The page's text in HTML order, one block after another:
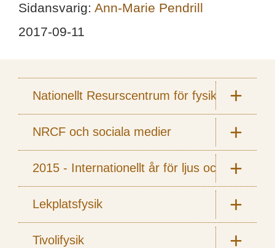
Sidansvarig: Ann-Marie Pendrill
2017-09-11
Nationellt Resurscentrum för fysik
NRCF och sociala medier
2015 - Internationellt år för ljus och
Lekplatsfysik
Tivolifysik